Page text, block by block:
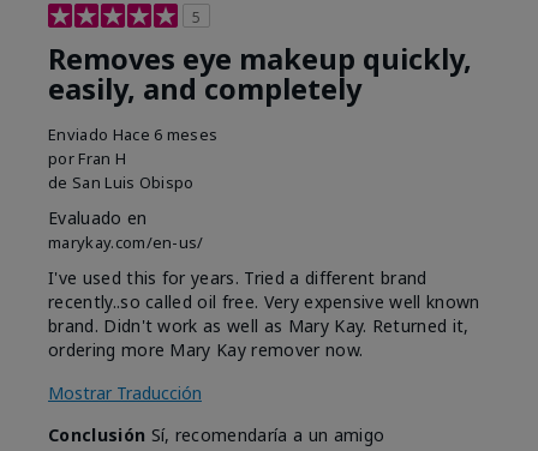
5
Removes eye makeup quickly,
easily, and completely
Enviado Hace 6 meses
por Fran H
de San Luis Obispo
Evaluado en
marykay.com/en-us/
I've used this for years. Tried a different brand
recently..so called oil free. Very expensive well known
brand. Didn't work as well as Mary Kay. Returned it,
ordering more Mary Kay remover now.
Mostrar Traducción
Conclusión Sí, recomendaría a un amigo